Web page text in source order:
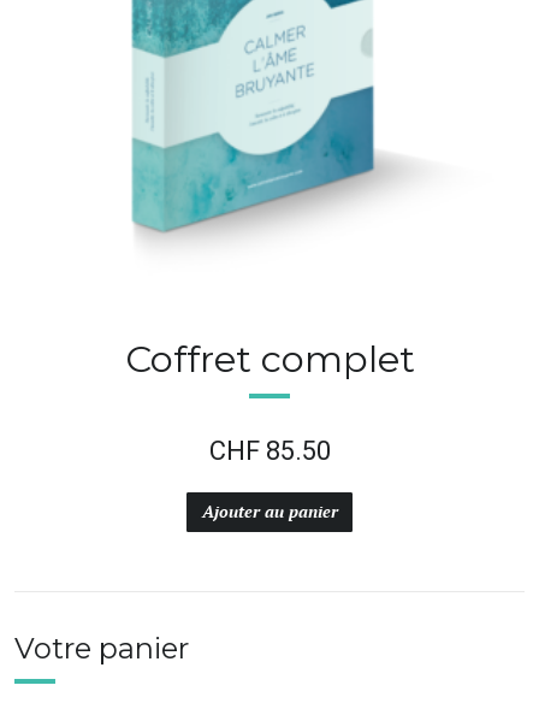
Coffret complet
CHF 85.50
Ajouter au panier
Votre panier